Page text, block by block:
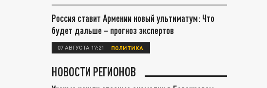
Россия ставит Армении новый ультиматум: Что
будет дальше – прогноз экспертов
07 АВГУСТА 17:21 ПОЛИТИКА
НОВОСТИ РЕГИОНОВ